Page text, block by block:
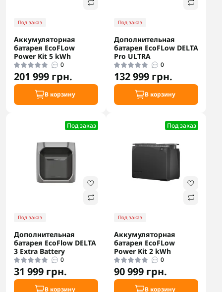
Под заказ
Аккумуляторная
батарея EcoFLow
Power Kit 5 kWh
0
201 999 грн.
В корзину
Под заказ
Дополнительная
батарея EcoFLow DELTA
Pro ULTRA
0
132 999 грн.
В корзину
Под заказ
Под заказ
Дополнительная
батарея EcoFlow DELTA
3 Extra Battery
0
31 999 грн.
В корзину
Под заказ
Под заказ
Аккумуляторная
батарея EcoFLow
Power Kit 2 kWh
0
90 999 грн.
В корзину